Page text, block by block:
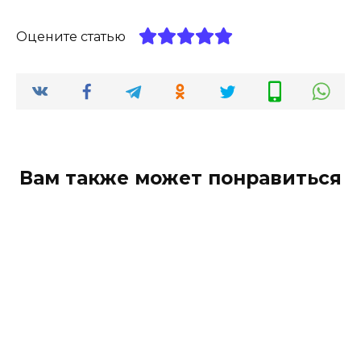
Оцените статью
Вам также может понравиться